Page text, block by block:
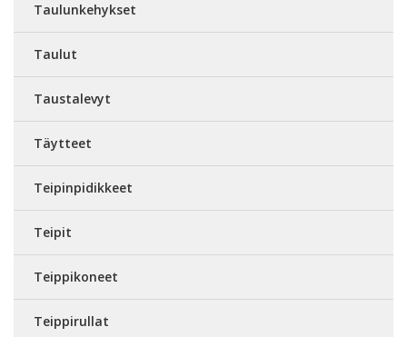
Taulunkehykset
Taulut
Taustalevyt
Täytteet
Teipinpidikkeet
Teipit
Teippikoneet
Teippirullat